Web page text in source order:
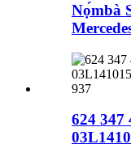
Nọ́mbà
624